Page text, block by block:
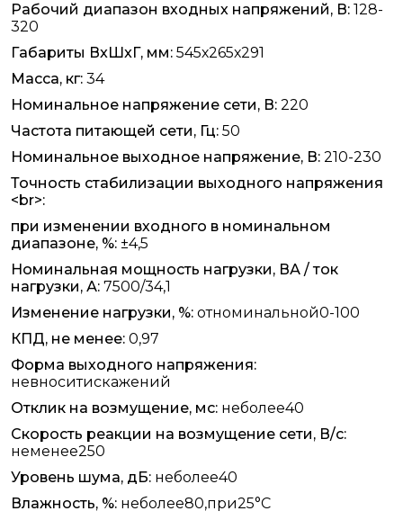
Рабочий диапазон входных напряжений, В: 128-
320
Габариты ВxШxГ, мм: 545х265х291
Масса, кг: 34
Номинальное напряжение сети, В: 220
Частота питающей сети, Гц: 50
Номинальное выходное напряжение, В: 210-230
Точность стабилизации выходного напряжения
<br>:
при изменении входного в номинальном
диапазоне, %: ±4,5
Номинальная мощность нагрузки, ВА / ток
нагрузки, А: 7500/34,1
Изменение нагрузки, %: отноминальной0-100
КПД, не менее: 0,97
Форма выходного напряжения:
невноситискажений
Отклик на возмущение, мс: неболее40
Скорость реакции на возмущение сети, В/с:
неменее250
Уровень шума, дБ: неболее40
Влажность, %: неболее80,при25°С